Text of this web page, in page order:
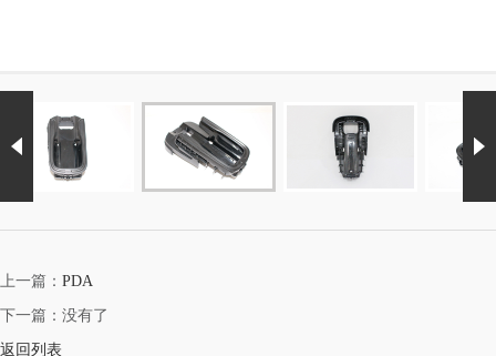
上一篇： PDA
下一篇：没有了
返回列表